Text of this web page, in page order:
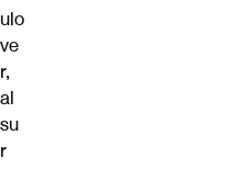
ulo
ve
r,
al
su
r